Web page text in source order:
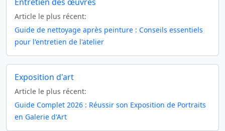
Article le plus récent:
Guide de nettoyage après peinture : Conseils essentiels
pour l'entretien de l'atelier
Exposition d'art
Article le plus récent:
Guide Complet 2026 : Réussir son Exposition de Portraits
en Galerie d'Art